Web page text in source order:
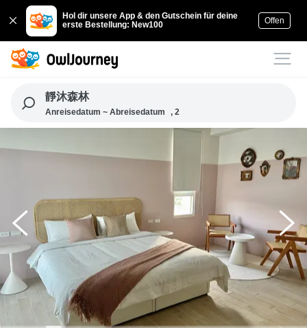
Hol dir unsere App & den Gutschein für deine
erste Bestellung: New100
Offen
靜沐森林
Anreisedatum ~ Abreisedatum , 2